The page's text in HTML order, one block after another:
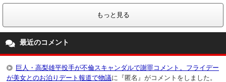
もっと見る
最近のコメント
巨人・高梨雄平投手が不倫スキャンダルで謝罪コメント。フライデー
が美女とのお泊りデート報道で物議に『匿名』がコメントをしました。